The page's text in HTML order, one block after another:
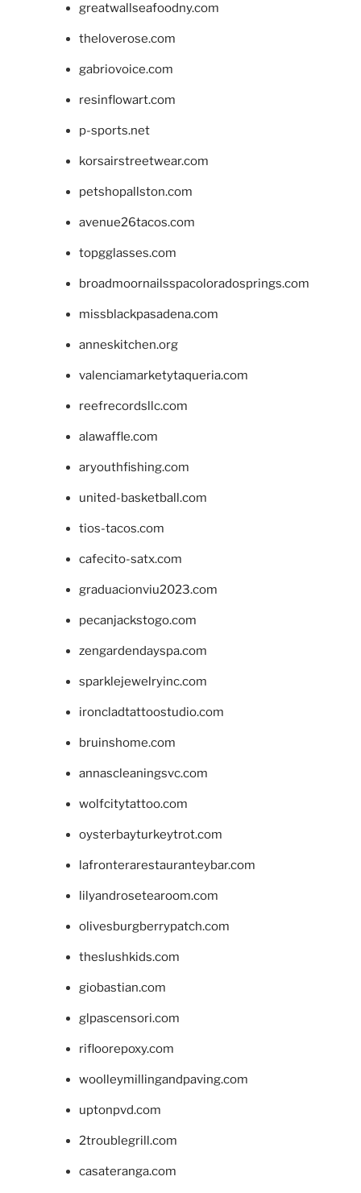
greatwallseafoodny.com
theloverose.com
gabriovoice.com
resinflowart.com
p-sports.net
korsairstreetwear.com
petshopallston.com
avenue26tacos.com
topgglasses.com
broadmoornailsspacoloradosprings.com
missblackpasadena.com
anneskitchen.org
valenciamarketytaqueria.com
reefrecordsllc.com
alawaffle.com
aryouthfishing.com
united-basketball.com
tios-tacos.com
cafecito-satx.com
graduacionviu2023.com
pecanjackstogo.com
zengardendayspa.com
sparklejewelryinc.com
ironcladtattoostudio.com
bruinshome.com
annascleaningsvc.com
wolfcitytattoo.com
oysterbayturkeytrot.com
lafronterarestauranteybar.com
lilyandrosetearoom.com
olivesburgberrypatch.com
theslushkids.com
giobastian.com
glpascensori.com
rifloorepoxy.com
woolleymillingandpaving.com
uptonpvd.com
2troublegrill.com
casateranga.com